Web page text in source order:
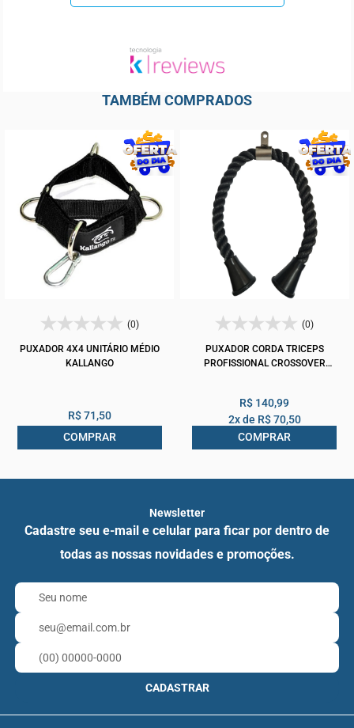
TAMBÉM COMPRADOS
(0)
PUXADOR 4X4 UNITÁRIO MÉDIO
KALLANGO
R$ 71,50
COMPRAR
(0)
PUXADOR CORDA TRICEPS
PROFISSIONAL CROSSOVER
R$ 140,99
2x de R$ 70,50
COMPRAR
Newsletter
Cadastre seu e-mail e celular para ficar por dentro de
todas as nossas novidades e promoções.
CADASTRAR